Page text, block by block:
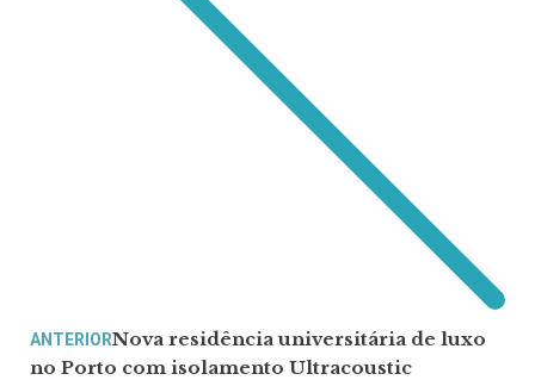
ANTERIORNova residência universitária de luxo
no Porto com isolamento Ultracoustic